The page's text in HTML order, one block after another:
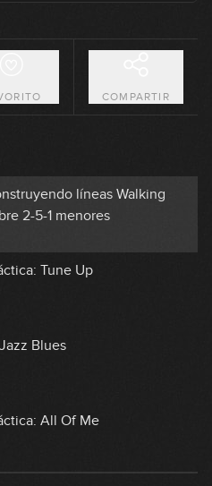
COMPARTIR
líneas Walking en
líneas Walking
líneas Walking
2-5-1 menores
Tune Up
Blues
All Of Me